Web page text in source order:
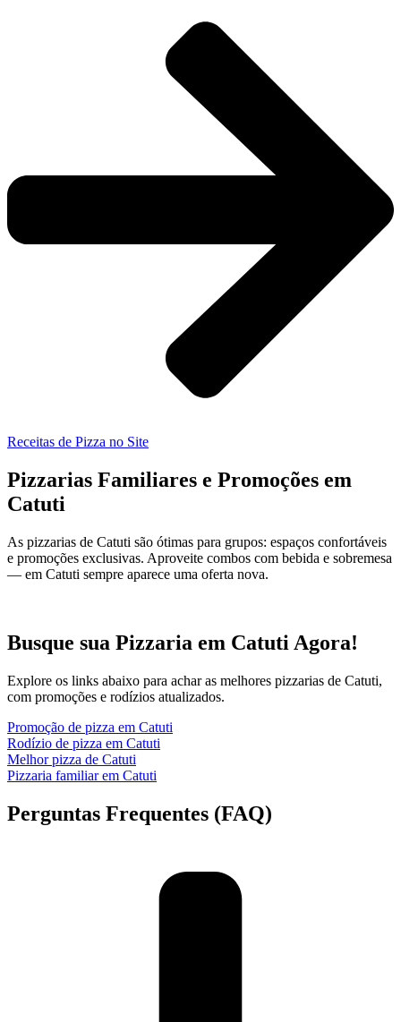
Receitas de Pizza no Site
Pizzarias Familiares e Promoções em
Catuti
As pizzarias de Catuti são ótimas para grupos: espaços confortáveis
e promoções exclusivas. Aproveite combos com bebida e sobremesa
— em Catuti sempre aparece uma oferta nova.
Busque sua Pizzaria em Catuti Agora!
Explore os links abaixo para achar as melhores pizzarias de Catuti,
com promoções e rodízios atualizados.
Promoção de pizza em Catuti
Rodízio de pizza em Catuti
Melhor pizza de Catuti
Pizzaria familiar em Catuti
Perguntas Frequentes (FAQ)